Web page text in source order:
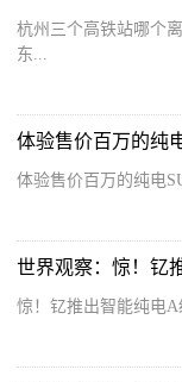
杭州三个高铁站哪个
东...
体验售价百万的纯电
世界观察：惊！钇
惊！钇推出智能纯电A